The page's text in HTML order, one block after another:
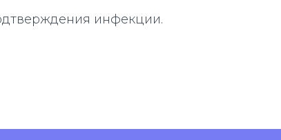
инфекции.